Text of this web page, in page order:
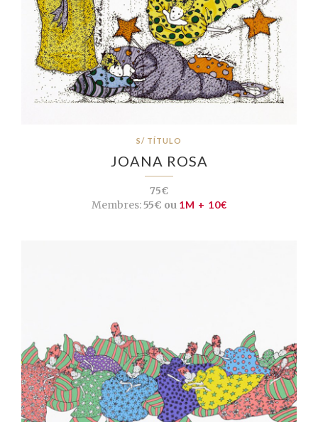
S/ TÍTULO
JOANA ROSA
75€
Membres:55€ ou 1M + 10€